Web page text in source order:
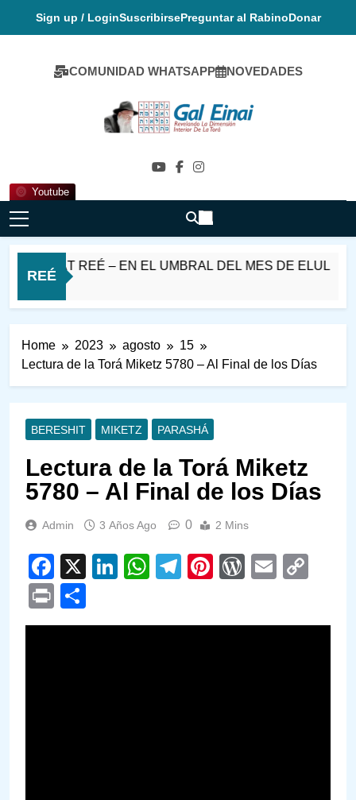
Sign up / LoginSuscribirsePreguntar al RabinoDonar
COMUNIDAD WHATSAPP NOVEDADES
Youtube
Gal Einai En
REÉ
REÉ – EN EL UMBRAL DEL MES DE ELUL
Home 2023 agosto
15
Lectura de la Torá Miketz 5780 – Al Final de los Días
BERESHIT MIKETZ PARASHÁ
Lectura de la Torá Miketz
5780 – Al Final de los Días
Admin 3 Años Ago 0 2 Mins
Facebook
X LinkedIn
WhatsApp
Telegram
PinterestEmail
Print